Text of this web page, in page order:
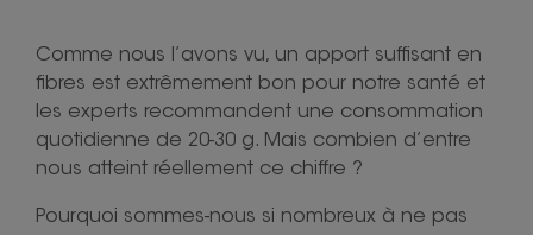
Comme nous l’avons vu, un apport suffisant en
fibres est extrêmement bon pour notre santé et
les experts recommandent une consommation
quotidienne de 20-30 g. Mais combien d’entre
nous atteint réellement ce chiffre ?
Pourquoi sommes-nous si nombreux à ne pas